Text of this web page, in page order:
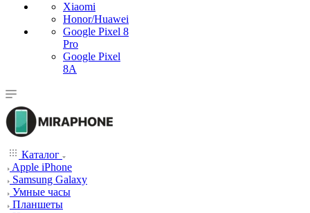
Xiaomi
Honor/Huawei
Google Pixel 8
Pro
Google Pixel
8A
Каталог
Apple iPhone
Samsung Galaxy
Умные часы
Планшеты